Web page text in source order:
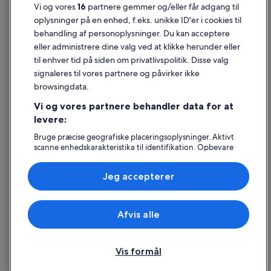
Juridiske oplysninger/Kontakt os
Retningslinjer for indhold og indberetning af indhold
Hjælp
Kontakt os
Ændr eller afbestil din reservation
Forløb og behandlingstider for refusion
Book en flyrejse med et tilgodehavende fra et flyselskab
Internationale rejsedokumenter
Expedia, Inc. er ikke ansvarlig for indhold fra eksterne hjemmesider.
© 2026 Expedia, Inc. – en del af Expedia Group. Alle rettigheder
forbeholdes. Expedia og Expedias logo er varemærker eller registrerede
Vi og vores16 partnere gemmer og/eller får adgang til
oplysninger på en enhed, f.eks. unikke ID'er i cookies til
behandling af personoplysninger. Du kan acceptere
eller administrere dine valg ved at klikke herunder eller
til enhver tid på siden om privatlivspolitik. Disse valg
signaleres til vores partnere og påvirker ikke
browsingdata.
Vi og vores partnere behandler data for at
levere:
Bruge præcise geografiske placeringsoplysninger. Aktivt
scanne enhedskarakteristika til identifikation. Opbevare
annoncering og indhold, annoncerings- og
indholdsmåling, målgruppeundersøgelser og udvikling af
tjenester.
Liste over partnere (leverandører)
Vis formål
Afvis alle
Jeg accepterer